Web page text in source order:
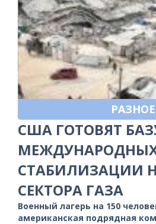
РАЗНОЕ
США ГОТОВЯТ
СТАБИЛИЗАЦИИ
СЕКТОРА ГАЗА
Военный лагерь на 150
американская подрядная